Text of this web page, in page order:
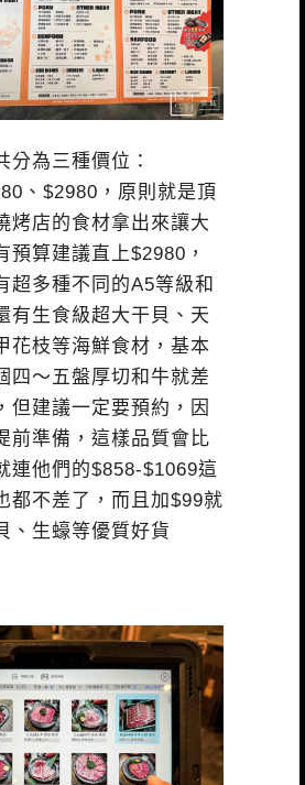
分為三種價位：
、$2980，原則就是頂
烤店的食材拿出來讓大
預算建議直上$2980，
超多種不同的A5等級和
有生食級超大干貝、天
花枝等海鮮食材，基本
四～五盤厚切和牛就差
但建議一定要預約，因
前準備，這樣品質會比
連他們的$858-$1069這
都不差了，而且加$99就
、生蠔等優質好貨